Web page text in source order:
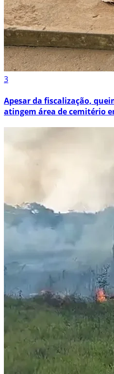
3
Apesar da fiscalização,
atingem área de cemitério